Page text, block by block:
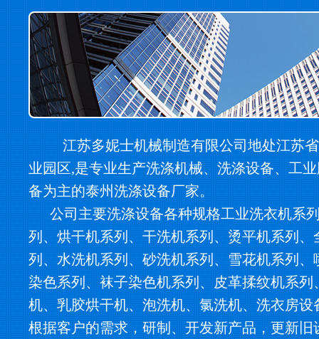
江苏多妮士机械制造有限公司地处江苏
业园区,是专业生产洗涤机械、洗涤设备、工
备为主的泰州洗涤设备厂家。
公司主要洗涤设备各种规格工业洗衣机系
列、烘干机系列、干洗机系列、烫平机系列、
列、水洗机系列、砂洗机系列、雪花机系列、
染色系列、袜子染色机系列、皮革揉纹机系列
机、乳胶烘干机、泡洗机、氯洗机、洗衣房设
根据客户的需求，研制、开发新产品，更新旧